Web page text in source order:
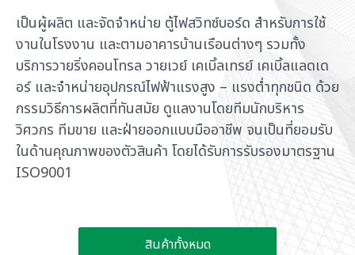
เป็นผู้ผลิต และจัดจำหน่าย ตู้ไฟสวิทซ์บอร์ด สำหรับการใช้
งานในโรงงาน และตามอาคารบ้านเรือนต่างๆ รวมทั้ง
บริการวายริ่งคอนโทรล วายเวย์ เคเบิ้ลเทรย์ เคเบิ้ลแลดเด
อร์ และจำหน่ายอุปกรณ์ไฟฟ้าแรงสูง – แรงต่ำทุกชนิด ด้วย
กรรมวิธีการผลิตที่ทันสมัย ดูแลงานโดยทีมนักบริหาร
วิศวกร ทีมขาย และฝ่ายออกแบบมืออาชีพ จนเป็นที่ยอมรับ
ในด้านคุณภาพของตัวสินค้า โดยได้รับการรับรองมาตรฐาน
ISO9001
สินค้าทั้งหมด